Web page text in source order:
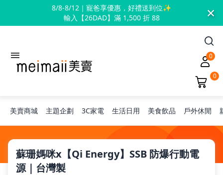
8/8-8/12｜寵爸享優惠，好禮送到位✨
輸入【26DAD】滿 1,500 折 88
×
0
0
美賣商城 主題企劃
旅行神隊友
3C家電 生活日用 美食飲品 戶外休閒
蘇珊媽咪x【Qi Energy】SSB 防爆行動電
源｜台灣製